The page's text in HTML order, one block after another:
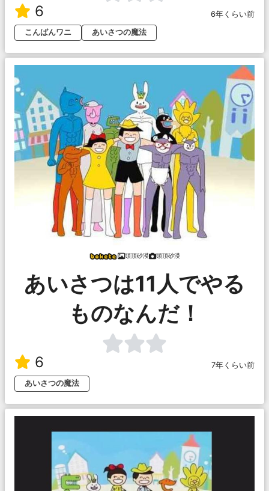
6
6年くらい前
こんばんワニ
あいさつの魔法
頭頂砂漠 頭頂砂漠
あいさつは11人でやる
ものなんだ！
6
7年くらい前
あいさつの魔法